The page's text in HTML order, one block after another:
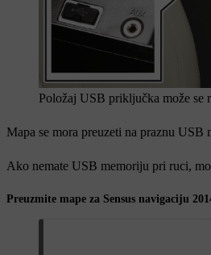
Položaj USB priključka može se
Mapa se mora preuzeti na praznu
Ako nemate USB memoriju pri ruci,
Preuzmite mape za Sensus navigaciju